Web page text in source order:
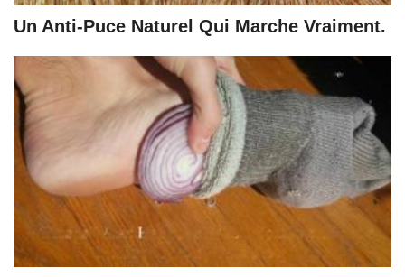
Un Anti-Puce Naturel Qui Marche Vraiment.